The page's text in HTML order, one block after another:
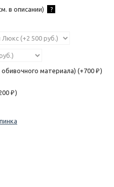
в описании)
?
материала) (+700 ₽ )
₽ )